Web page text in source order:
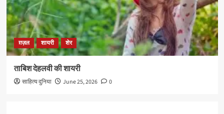
ग़ज़ल शायरी शेर
ताबिश देहलवी की शायरी
साहित्य दुनिया June 25, 2026 0